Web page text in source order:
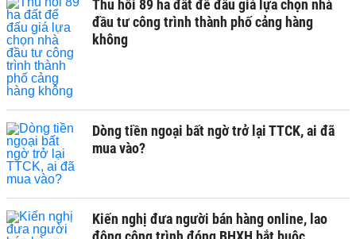
Thu hồi 89 ha đất để đấu giá lựa chọn nhà
đầu tư công trình thành phố cảng hàng
không
Dòng tiền ngoại bất ngờ trở lại TTCK, ai đã
mua vào?
Kiến nghị đưa người bán hàng online, lao